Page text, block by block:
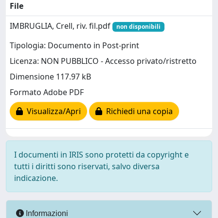
File
IMBRUGLIA, Crell, riv. fil.pdf
non disponibili
Tipologia: Documento in Post-print
Licenza: NON PUBBLICO - Accesso privato/ristretto
Dimensione 117.97 kB
Formato Adobe PDF
Visualizza/Apri
Richiedi una copia
I documenti in IRIS sono protetti da copyright e
tutti i diritti sono riservati, salvo diversa
indicazione.
Informazioni